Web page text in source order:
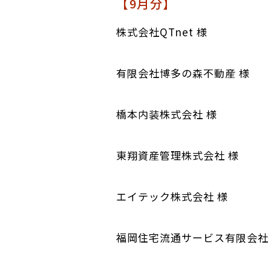
株式会社QTnet 様
有限会社博多の森不動産 様
橋本内装株式会社 様
東翔資産管理株式会社 様
エイテック株式会社 様
福岡住宅流通サービス有限会